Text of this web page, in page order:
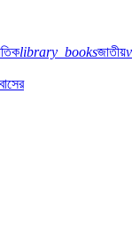
library_booksজাতীয়